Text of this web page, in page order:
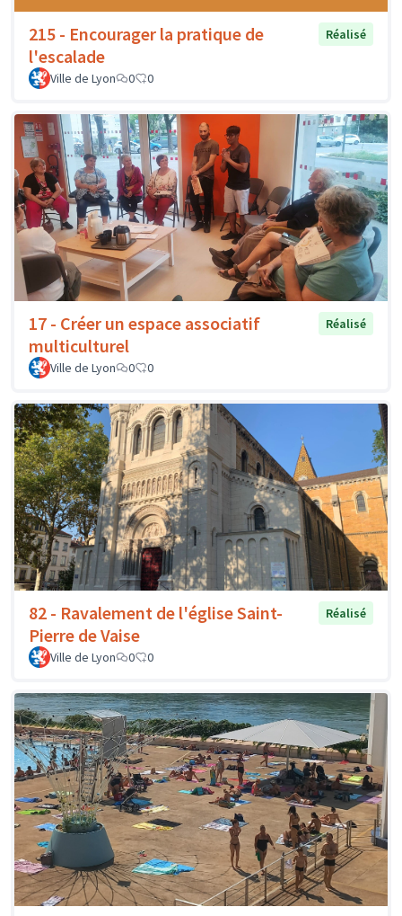
215 - Encourager la pratique de
l'escalade
Réalisé
Ville de Lyon 0 0
17 - Créer un espace associatif
multiculturel
Réalisé
Ville de Lyon 0 0
82 - Ravalement de l'église Saint-
Pierre de Vaise
Réalisé
Ville de Lyon 0 0